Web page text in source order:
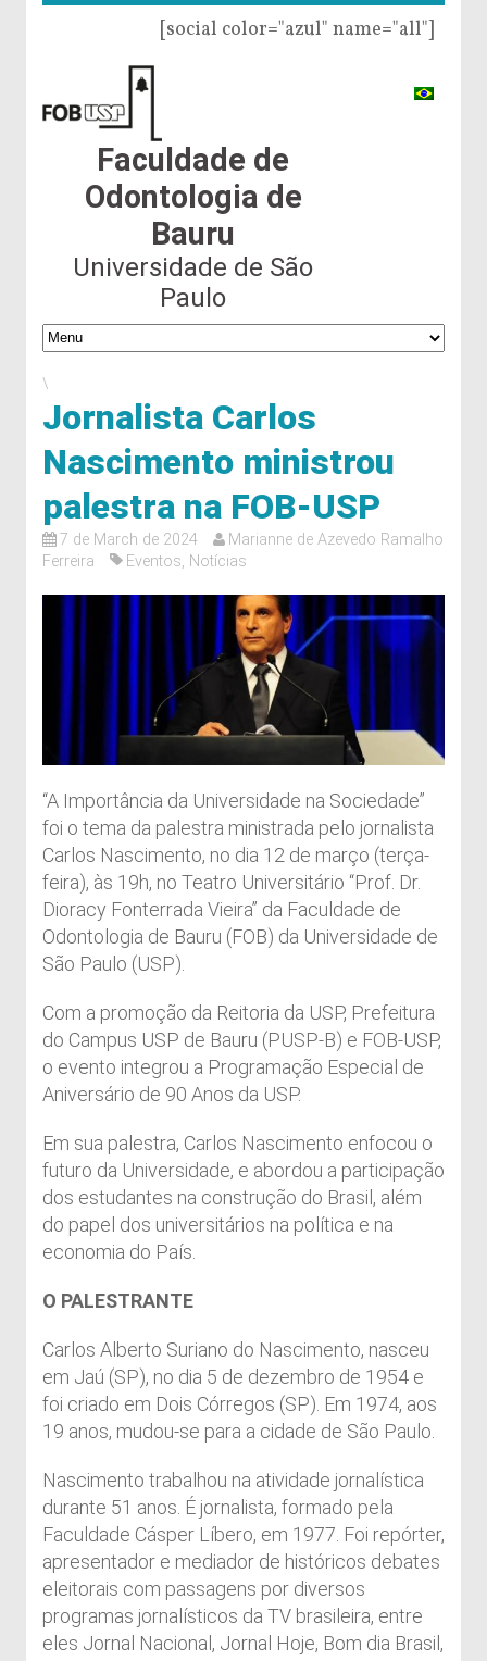
[social color="azul" name="all"]
Faculdade de
Odontologia de
Bauru
Universidade de São
Paulo
\
Jornalista Carlos
Nascimento ministrou
palestra na FOB-USP
7 de March de 2024
Marianne de Azevedo Ramalho
Ferreira
Eventos, Notícias
“A Importância da Universidade na Sociedade”
foi o tema da palestra ministrada pelo jornalista
Carlos Nascimento, no dia 12 de março (terça-
feira), às 19h, no Teatro Universitário “Prof. Dr.
Dioracy Fonterrada Vieira” da Faculdade de
Odontologia de Bauru (FOB) da Universidade de
São Paulo (USP).
Com a promoção da Reitoria da USP, Prefeitura
do Campus USP de Bauru (PUSP-B) e FOB-USP,
o evento integrou a Programação Especial de
Aniversário de 90 Anos da USP.
Em sua palestra, Carlos Nascimento enfocou o
futuro da Universidade, e abordou a participação
dos estudantes na construção do Brasil, além
do papel dos universitários na política e na
economia do País.
O PALESTRANTE
Carlos Alberto Suriano do Nascimento, nasceu
em Jaú (SP), no dia 5 de dezembro de 1954 e
foi criado em Dois Córregos (SP). Em 1974, aos
19 anos, mudou-se para a cidade de São Paulo.
Nascimento trabalhou na atividade jornalística
durante 51 anos. É jornalista, formado pela
Faculdade Cásper Líbero, em 1977. Foi repórter,
apresentador e mediador de históricos debates
eleitorais com passagens por diversos
programas jornalísticos da TV brasileira, entre
eles Jornal Nacional, Jornal Hoje, Bom dia Brasil,